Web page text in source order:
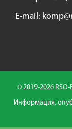
E-mail:
© 2019-2026
Информация,